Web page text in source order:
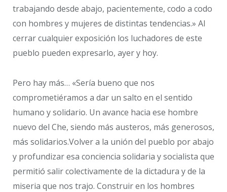
trabajando desde abajo, pacientemente, codo a codo
con hombres y mujeres de distintas tendencias.» Al
cerrar cualquier exposición los luchadores de este
pueblo pueden expresarlo, ayer y hoy.
Pero hay más… «Sería bueno que nos
comprometiéramos a dar un salto en el sentido
humano y solidario. Un avance hacia ese hombre
nuevo del Che, siendo más austeros, más generosos,
más solidarios.Volver a la unión del pueblo por abajo
y profundizar esa conciencia solidaria y socialista que
permitió salir colectivamente de la dictadura y de la
miseria que nos trajo. Construir en los hombres